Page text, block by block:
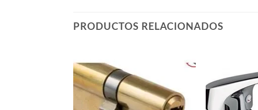
PRODUCTOS RELACIONADOS
deseos